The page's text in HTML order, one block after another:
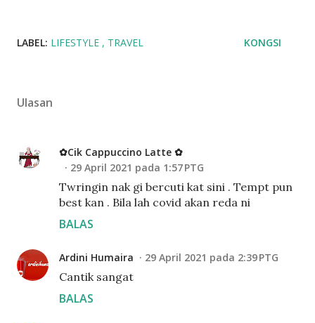
LABEL: LIFESTYLE TRAVEL KONGSI
Ulasan
✿Cik Cappuccino Latte ✿
29 April 2021 pada 1:57 PTG
Twringin nak gi bercuti kat sini . Tempt pun
best kan . Bila lah covid akan reda ni
BALAS
Ardini Humaira 29 April 2021 pada 2:39 PTG
Cantik sangat
BALAS